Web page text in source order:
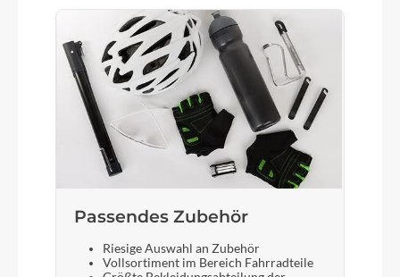
Passendes Zubehör
Riesige Auswahl an Zubehör
Vollsortiment im Bereich Fahrradteile